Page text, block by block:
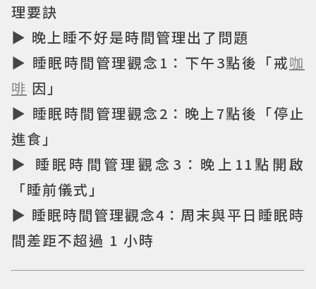
理要訣
▶ 晚上睡不好是時間管理出了問題
▶ 睡眠時間管理觀念1：下午3點後「戒咖
啡 因」
▶ 睡眠時間管理觀念2：晚上7點後「停止
進食」
▶ 睡眠時間管理觀念3：晚上11點開啟
「睡前儀式」
▶ 睡眠時間管理觀念4：周末與平日睡眠時
間差距不超過 1 小時